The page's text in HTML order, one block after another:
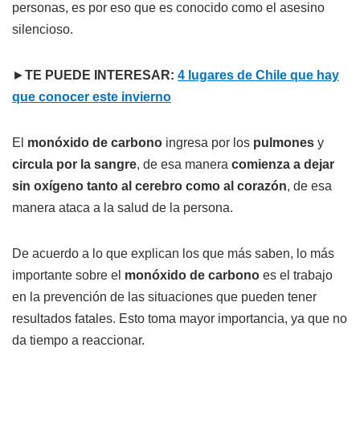
personas, es por eso que es conocido como el asesino
silencioso.
►TE PUEDE INTERESAR: 4 lugares de Chile que hay
que conocer este invierno
El monóxido de carbono ingresa por los pulmones y
circula por la sangre, de esa manera comienza a dejar
sin oxígeno tanto al cerebro como al corazón, de esa
manera ataca a la salud de la persona.
De acuerdo a lo que explican los que más saben, lo más
importante sobre el monóxido de carbono es el trabajo
en la prevención de las situaciones que pueden tener
resultados fatales. Esto toma mayor importancia, ya que no
da tiempo a reaccionar.